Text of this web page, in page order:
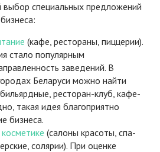
специальных предложений
(кафе, рестораны, пиццерии).
стало популярным
заведений. В
Беларуси можно найти
ресторан-клуб, кафе-
такая идея благоприятно
бизнеса.
(салоны красоты, спа-
солярии). При оценке